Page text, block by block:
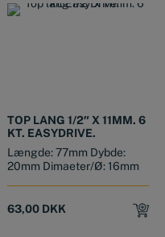
TOP LANG 1/2″ X 11MM. 6
KT. EASYDRIVE.
Længde: 77mm Dybde:
20mm Dimaeter/Ø: 16mm
63,00 DKK